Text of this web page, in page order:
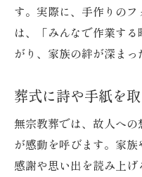
す。実際に、手作りの
は、「みんなで作業す
がり、家族の絆が深まっ
葬式に詩や手紙を
無宗教葬では、故人へ
が感動を呼びます。家
感謝や思い出を読み上げ